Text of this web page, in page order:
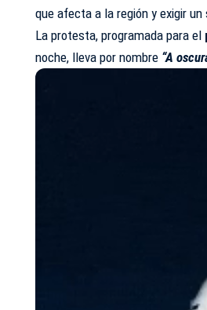
que afecta a la región y exigir
La protesta, programada para el
noche, lleva por nombre “A